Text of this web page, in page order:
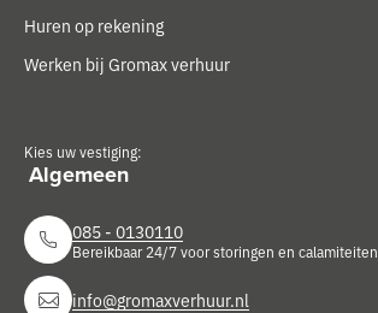
Huren op rekening
Werken bij Gromax verhuur
Kies uw vestiging:
085 - 0130110
Bereikbaar 24/7 voor storingen en calamiteiten
info@gromaxverhuur.nl